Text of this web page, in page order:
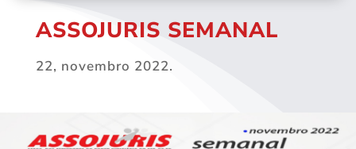
ASSOJURIS SEMANAL
22, novembro 2022.